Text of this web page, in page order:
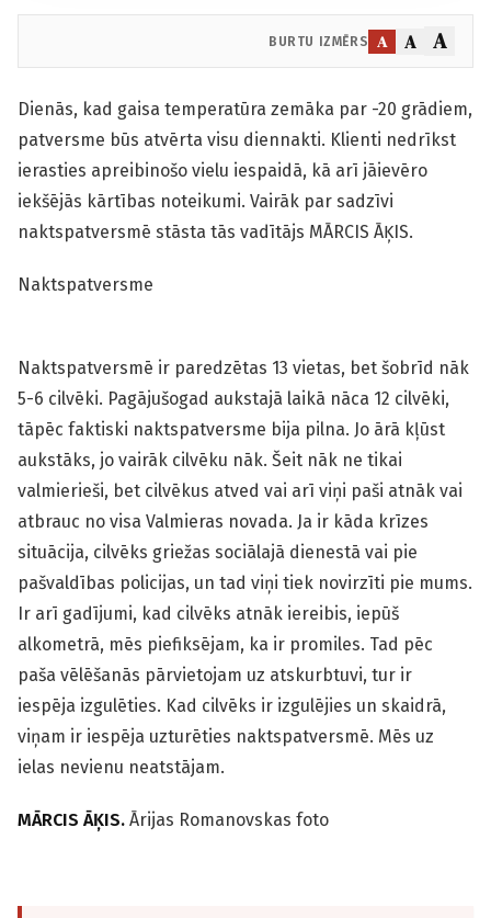
BURTU IZMĒRS A A A
Dienās, kad gaisa temperatūra zemāka par -20 grādiem,
patversme būs atvērta visu diennakti. Klienti nedrīkst
ierasties apreibinošo vielu iespaidā, kā arī jāievēro
iekšējās kārtības noteikumi. Vairāk par sadzīvi
naktspatversmē stāsta tās vadītājs MĀRCIS ĀĶIS.
Naktspatversme
Naktspatversmē ir paredzētas 13 vietas, bet šobrīd nāk
5-6 cilvēki. Pagājušogad aukstajā laikā nāca 12 cilvēki,
tāpēc faktiski naktspatversme bija pilna. Jo ārā kļūst
aukstāks, jo vairāk cilvēku nāk. Šeit nāk ne tikai
valmierieši, bet cilvēkus atved vai arī viņi paši atnāk vai
atbrauc no visa Valmieras novada. Ja ir kāda krīzes
situācija, cilvēks griežas sociālajā dienestā vai pie
pašvaldības policijas, un tad viņi tiek novirzīti pie mums.
Ir arī gadījumi, kad cilvēks atnāk iereibis, iepūš
alkometrā, mēs piefiksējam, ka ir promiles. Tad pēc
paša vēlēšanās pārvietojam uz atskurbtuvi, tur ir
iespēja izgulēties. Kad cilvēks ir izgulējies un skaidrā,
viņam ir iespēja uzturēties naktspatversmē. Mēs uz
ielas nevienu neatstājam.
MĀRCIS ĀĶIS. Ārijas Romanovskas foto